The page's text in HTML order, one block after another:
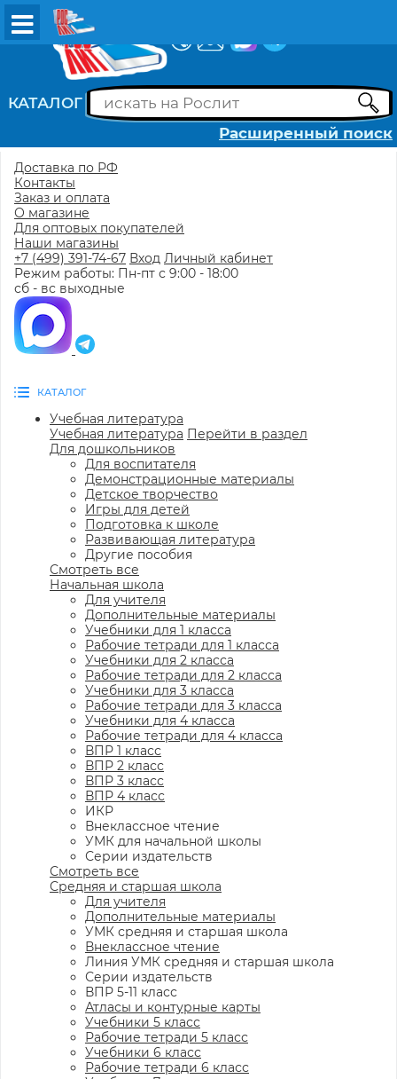
КАТАЛОГ
Расширенный поиск
Доставка по РФ
Контакты
Заказ и оплата
О магазине
Для оптовых покупателей
Наши магазины
+7 (499) 391-74-67 Вход Личный кабинет
Режим работы: Пн-пт с 9:00 - 18:00
сб - вс выходные
КАТАЛОГ
Учебная литература
Учебная литература Перейти в раздел
Для дошкольников
Для воспитателя
Демонстрационные материалы
Детское творчество
Игры для детей
Подготовка к школе
Развивающая литература
Другие пособия
Смотреть все
Начальная школа
Для учителя
Дополнительные материалы
Учебники для 1 класса
Рабочие тетради для 1 класса
Учебники для 2 класса
Рабочие тетради для 2 класса
Учебники для 3 класса
Рабочие тетради для 3 класса
Учебники для 4 класса
Рабочие тетради для 4 класса
ВПР 1 класс
ВПР 2 класс
ВПР 3 класс
ВПР 4 класс
ИКР
Внеклассное чтение
УМК для начальной школы
Серии издательств
Смотреть все
Средняя и старшая школа
Для учителя
Дополнительные материалы
УМК средняя и старшая школа
Внеклассное чтение
Линия УМК средняя и старшая школа
Серии издательств
ВПР 5-11 класс
Атласы и контурные карты
Учебники 5 класс
Рабочие тетради 5 класс
Учебники 6 класс
Рабочие тетради 6 класс